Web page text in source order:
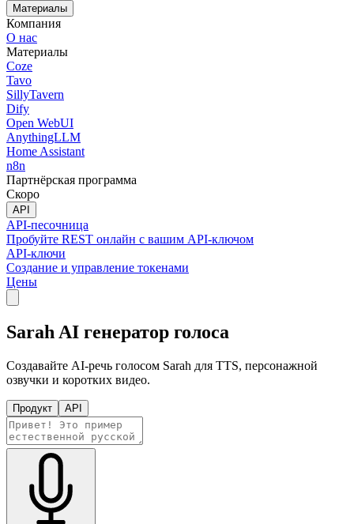
Материалы
Компания
О нас
Материалы
Coze
Tavo
SillyTavern
Dify
Open WebUI
AnythingLLM
Home Assistant
n8n
Партнёрская программа
Скоро
API
API-песочница
Пробуйте REST онлайн с вашим API-ключом
API-ключи
Создание и управление токенами
Цены
Sarah AI генератор голоса
Создавайте AI-речь голосом Sarah для TTS, персонажной
озвучки и коротких видео.
Продукт API